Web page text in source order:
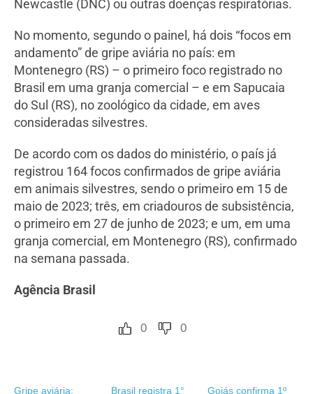
Newcastle (DNC) ou outras doenças respiratórias.
No momento, segundo o painel, há dois “focos em
andamento” de gripe aviária no país: em
Montenegro (RS) – o primeiro foco registrado no
Brasil em uma granja comercial – e em Sapucaia
do Sul (RS), no zoológico da cidade, em aves
consideradas silvestres.
De acordo com os dados do ministério, o país já
registrou 164 focos confirmados de gripe aviária
em animais silvestres, sendo o primeiro em 15 de
maio de 2023; três, em criadouros de subsistência,
o primeiro em 27 de junho de 2023; e um, em uma
granja comercial, em Montenegro (RS), confirmado
na semana passada.
Agência Brasil
0 0
Gripe aviária:
Brasil registra 1°
Goiás confirma 1º